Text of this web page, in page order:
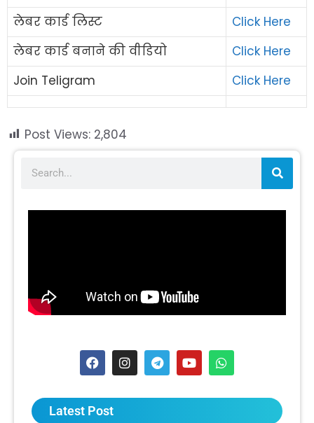
लेबर कार्ड लिस्ट
Click Here
लेबर कार्ड बनाने की वीडियो
Click Here
Join Teligram
Click Here
Post Views: 2,804
Latest Post